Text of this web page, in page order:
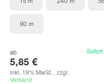
90 m90 m
ab
5,85 €
inkl. 19% MwSt. , zzgl.
Versand